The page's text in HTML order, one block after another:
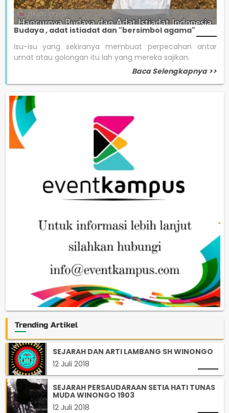
Budaya , adat istiadat dan "bersimbol agama"
Isu-isu yang sekiranya membuat perpecahan antar
umat atau golongan itu lah yang mereka sajikan.
Baca Selengkapnya >>
Trending Artikel
SEJARAH DAN ARTI LAMBANG SH WINONGO
12 Juli 2018
SEJARAH PERSAUDARAAN SETIA HATI TUNAS
MUDA WINONGO 1903
12 Juli 2018